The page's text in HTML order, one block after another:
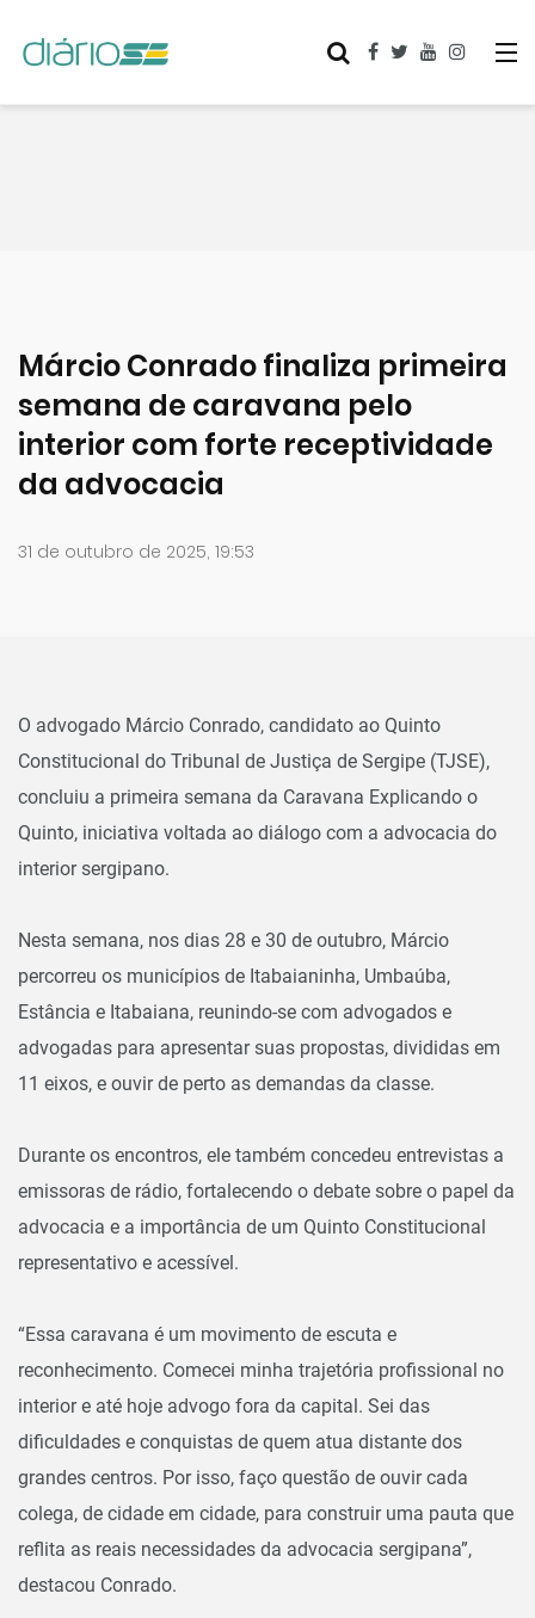
Márcio Conrado finaliza primeira
semana de caravana pelo
interior com forte receptividade
da advocacia
31 de outubro de 2025, 19:53
O advogado Márcio Conrado, candidato ao Quinto
Constitucional do Tribunal de Justiça de Sergipe (TJSE),
concluiu a primeira semana da Caravana Explicando o
Quinto, iniciativa voltada ao diálogo com a advocacia do
interior sergipano.
Nesta semana, nos dias 28 e 30 de outubro, Márcio
percorreu os municípios de Itabaianinha, Umbaúba,
Estância e Itabaiana, reunindo-se com advogados e
advogadas para apresentar suas propostas, divididas em
11 eixos, e ouvir de perto as demandas da classe.
Durante os encontros, ele também concedeu entrevistas a
emissoras de rádio, fortalecendo o debate sobre o papel da
advocacia e a importância de um Quinto Constitucional
representativo e acessível.
“Essa caravana é um movimento de escuta e
reconhecimento. Comecei minha trajetória profissional no
interior e até hoje advogo fora da capital. Sei das
dificuldades e conquistas de quem atua distante dos
grandes centros. Por isso, faço questão de ouvir cada
colega, de cidade em cidade, para construir uma pauta que
reflita as reais necessidades da advocacia sergipana”,
destacou Conrado.